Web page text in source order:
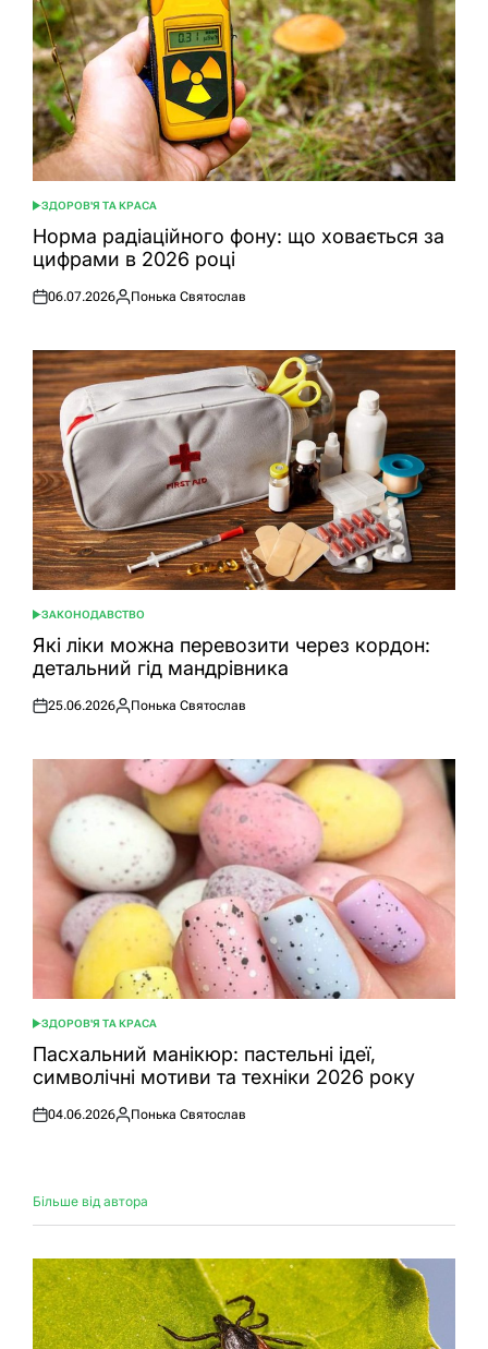
ОПУБЛІКУВАТИ
У
ЗДОРОВ'Я ТА КРАСА
Норма радіаційного фону: що ховається за
цифрами в 2026 році
Оприлюднено
06.07.2026
Опубліковано
Понька Святослав
ОПУБЛІКУВАТИ
У
ЗАКОНОДАВСТВО
Які ліки можна перевозити через кордон:
детальний гід мандрівника
Оприлюднено
25.06.2026
Опубліковано
Понька Святослав
ОПУБЛІКУВАТИ
У
ЗДОРОВ'Я ТА КРАСА
Пасхальний манікюр: пастельні ідеї,
символічні мотиви та техніки 2026 року
Оприлюднено
04.06.2026
Опубліковано
Понька Святослав
Більше від автора